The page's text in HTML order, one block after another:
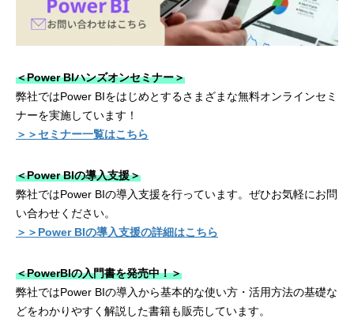
＜Power BIハンズオンセミナー＞
弊社ではPower BIをはじめとするさまざまな無料オンラインセミ
ナーを実施しています！
＞＞セミナー一覧はこちら
＜Power BIの導入支援＞
弊社ではPower BIの導入支援を行っています。ぜひお気軽にお問
い合わせください。
＞＞Power BIの導入支援の詳細はこちら
＜PowerBIの入門書を発売中！＞
弊社ではPower BIの導入から基本的な使い方・活用方法の基礎な
どをわかりやすく解説した書籍も販売しています。